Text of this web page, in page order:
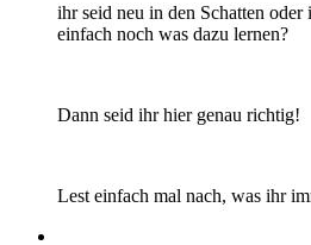
ihr seid neu in den Schatten
einfach noch was dazu lernen?
Dann seid ihr hier genau richtig!
Lest einfach mal nach, was ihr